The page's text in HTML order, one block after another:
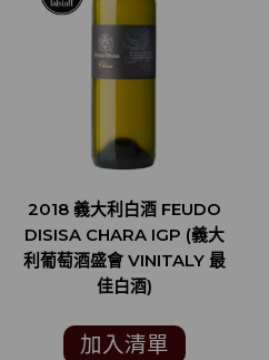
2018 義大利白酒 FEUDO
DISISA CHARA IGP (義大
利葡萄酒盛會 VINITALY 最
佳白酒)
加入清單